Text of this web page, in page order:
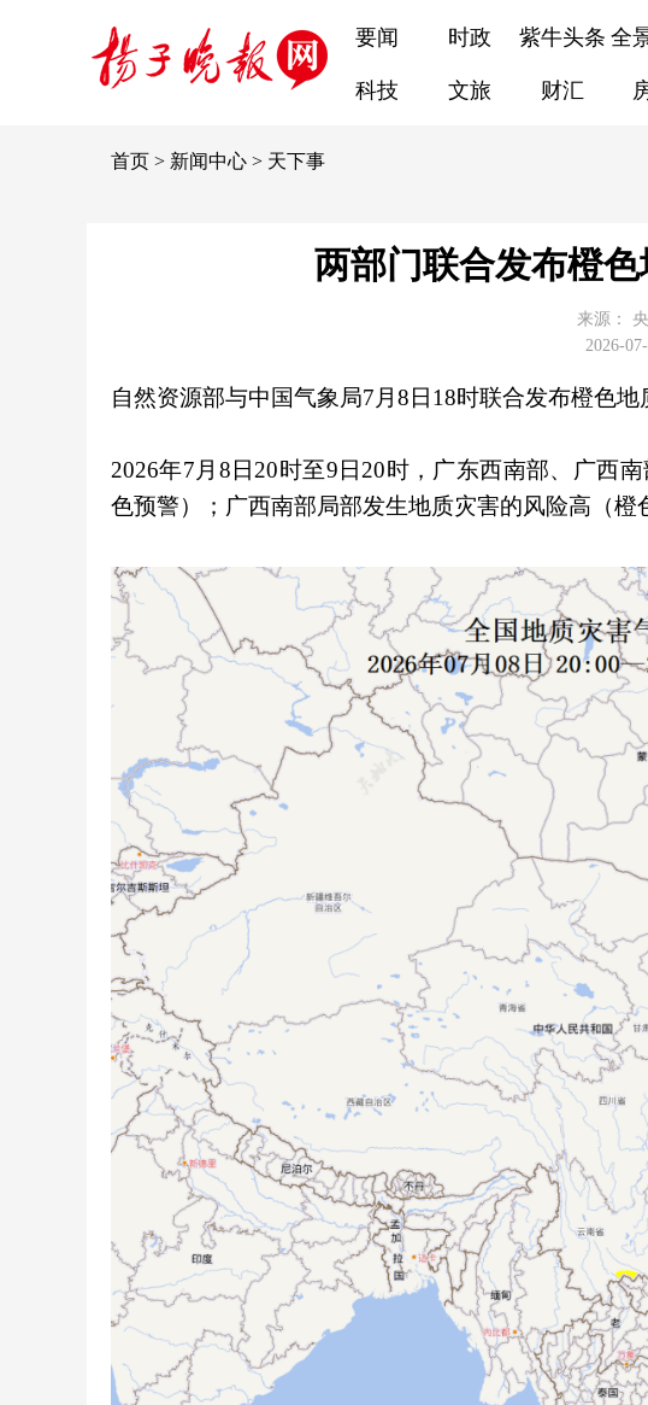
要闻 时政 紫牛头条 全
科技 文旅 财汇
首页 > 新闻中心 > 天下事
两部门联合发布橙
来源：
2026-
自然资源部与中国气象局7月8日18时联合发布橙色地
2026年7月8日20时至9日20时，广东西南部、广西
色预警）；广西南部局部发生地质灾害的风险高（橙